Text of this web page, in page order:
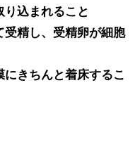
り込まれること
受精し、受精卵が細胞
にきちんと着床するこ